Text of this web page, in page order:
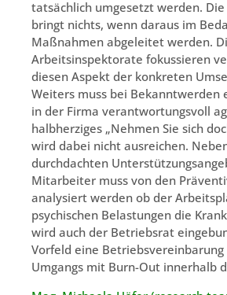
tatsächlich umgesetzt werden.
bringt nichts, wenn daraus im
Maßnahmen abgeleitet werden.
Arbeitsinspektorate fokussieren
diesen Aspekt der konkreten
Weiters muss bei Bekanntwerden
in der Firma verantwortungsvoll
halbherziges „Nehmen Sie sich
wird dabei nicht ausreichen.
durchdachten
Mitarbeiter muss von den
analysiert werden ob der
psychischen Belastungen die
wird auch der Betriebsrat
Vorfeld eine
Umgangs mit Burn-Out innerhalb